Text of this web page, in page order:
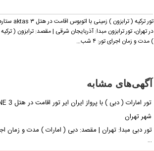
تور ترکیه ( ترابزون ) زمینی با اتوبوس اقامت در هتل aktas ۳ ستاره
تهران، تور ترابزون مبدا: آذربایجان شرقی | مقصد: ترابزون ( ترکیه
مدت و زمان اجرای تور: ۴ شب…
آگهی‌های مشابه
تور امارات ( دبی ) با پرواز ایران ایر تور اقامت در هتل NINE 3 ستاره
شهر تهران
…